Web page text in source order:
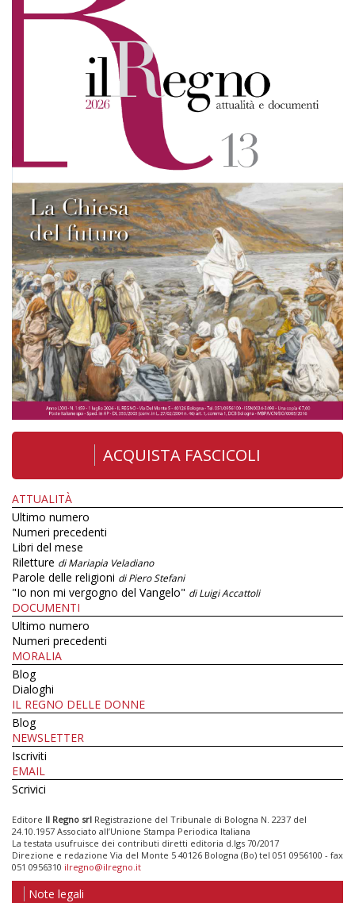
ACQUISTA FASCICOLI
ATTUALITÀ
Ultimo numero
Numeri precedenti
Libri del mese
Riletture di Mariapia Veladiano
Parole delle religioni di Piero Stefani
"Io non mi vergogno del Vangelo" di Luigi Accattoli
DOCUMENTI
Ultimo numero
Numeri precedenti
MORALIA
Blog
Dialoghi
IL REGNO DELLE DONNE
Blog
NEWSLETTER
Iscriviti
EMAIL
Scrivici
Editore Il Regno srl Registrazione del Tribunale di Bologna N. 2237 del
24.10.1957 Associato all’Unione Stampa Periodica Italiana
La testata usufruisce dei contributi diretti editoria d.lgs 70/2017
Direzione e redazione Via del Monte 5 40126 Bologna (Bo) tel 051 0956100 - fax
051 0956310 ilregno@ilregno.it
Note legali